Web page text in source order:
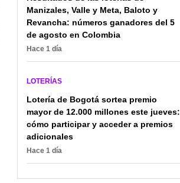
Manizales, Valle y Meta, Baloto y
Revancha: números ganadores del 5
de agosto en Colombia
Hace 1 día
LOTERÍAS
Lotería de Bogotá sortea premio
mayor de 12.000 millones este jueves:
cómo participar y acceder a premios
adicionales
Hace 1 día